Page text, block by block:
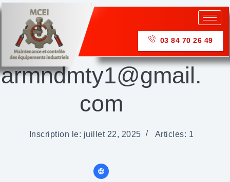
03 84 70 26 49
armndmty1@gmail.
com
Inscription le: juillet 22, 2025 Articles: 1